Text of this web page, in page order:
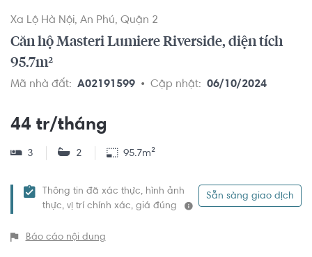
Xa Lộ Hà Nội An Phú Quận 2
Căn hộ Masteri Lumiere Riverside, diện tích
95.7m²
Mã nhà đất: A02191599 Cập nhật: 06/10/2024
44 tr/tháng
3 2 95.7m²
Thông tin đã xác thực, hình ảnh
thực, vị trí chính xác, giá đúng
Sẵn sàng giao dịch
Báo cáo nội dung